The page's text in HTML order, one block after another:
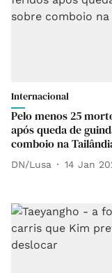
Internacional
Pelo menos 25
após queda de
comboio na
DN/Lusa 14 Jan